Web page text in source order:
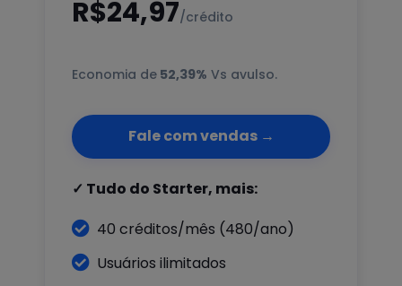
R$24,97/crédito
Economia de 52,39% Vs avulso.
Fale com vendas →
✓ Tudo do Starter, mais:
 40 créditos/mês (480/ano)
 Usuários ilimitados